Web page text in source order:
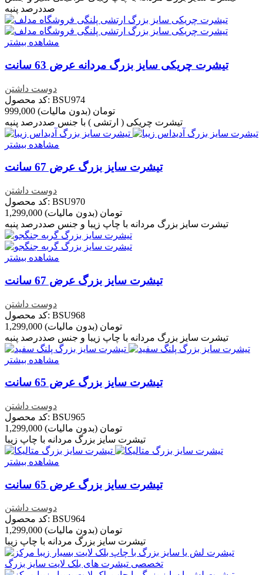
صددرصد پنبه
مشاهده بیشتر
تیشرت چریکی سایز بزرگ مردانه عرض 63 سانت
دوست داشتن
کد محصول: BSU974
999,000 تومان (بدون مالیات)
تیشرت چریکی ( ارتشی ) با جنس صددرصد پنبه
مشاهده بیشتر
تیشرت سایز بزرگ عرض 67 سانت
دوست داشتن
کد محصول: BSU970
1,299,000 تومان (بدون مالیات)
تیشرت سایز بزرگ مردانه با چاپ زیبا و جنس صددرصد پنبه
مشاهده بیشتر
تیشرت سایز بزرگ عرض 67 سانت
دوست داشتن
کد محصول: BSU968
1,299,000 تومان (بدون مالیات)
تیشرت سایز بزرگ مردانه با چاپ زیبا و جنس صددرصد پنبه
مشاهده بیشتر
تیشرت سایز بزرگ عرض 65 سانت
دوست داشتن
کد محصول: BSU965
1,299,000 تومان (بدون مالیات)
تیشرت سایز بزرگ مردانه با چاپ زیبا
مشاهده بیشتر
تیشرت سایز بزرگ عرض 65 سانت
دوست داشتن
کد محصول: BSU964
1,299,000 تومان (بدون مالیات)
تیشرت سایز بزرگ مردانه با چاپ زیبا